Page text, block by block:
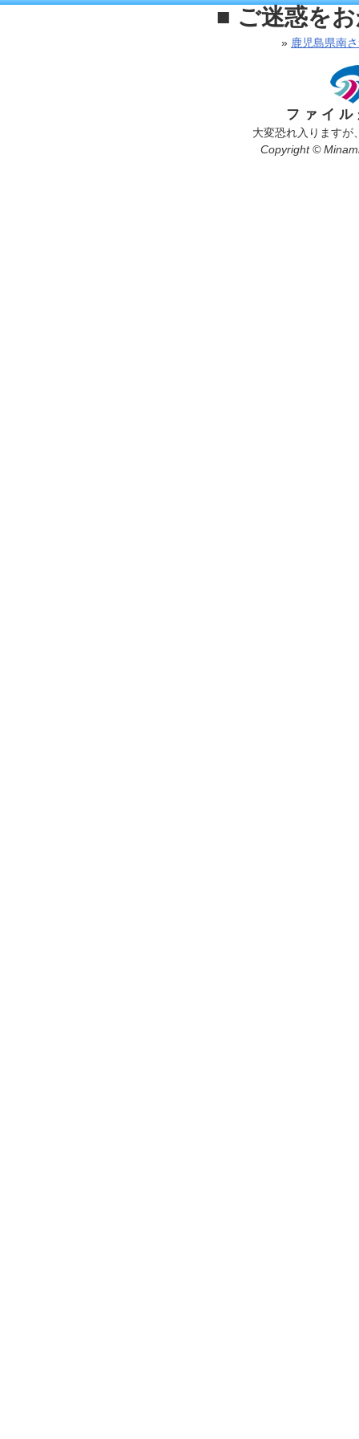
■ ご迷惑を
» 鹿児島県南
ファイ
大変恐れ入りますが
Copyright ©